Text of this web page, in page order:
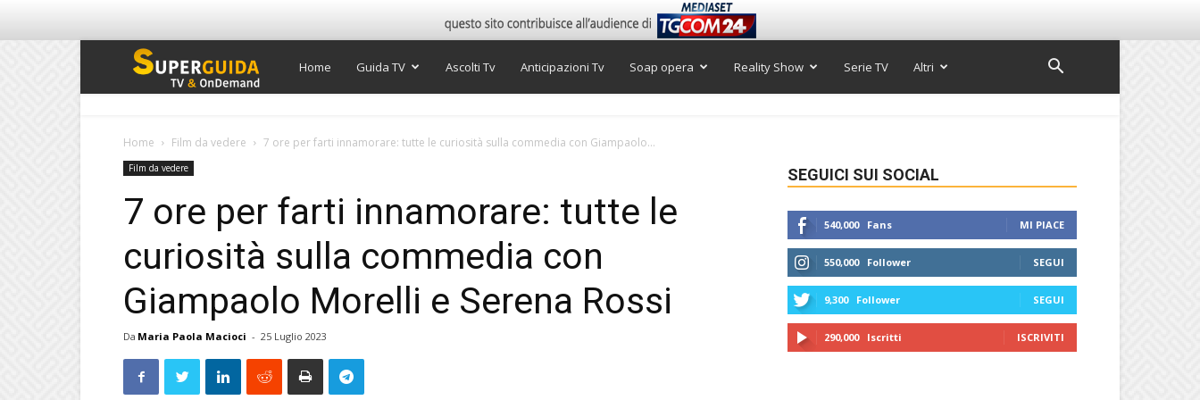
Super
Home Guida TV Ascolti Tv Anticipazioni Tv Soap opera Reality Show Serie TV Altri
Home Film da vedere 7 ore per farti innamorare: tutte le curiosità sulla commedia con Giampaolo...
Film da vedere
7 ore per farti innamorare: tutte le
curiosità sulla commedia con
Giampaolo Morelli e Serena Rossi
Da Maria Paola Macioci - 25 Luglio 2023
SEGUICI SUI SOCIAL
540,000 Fans MI PIACE
550,000 Follower SEGUI
9,300 Follower SEGUI
290,000 Iscritti ISCRIVITI